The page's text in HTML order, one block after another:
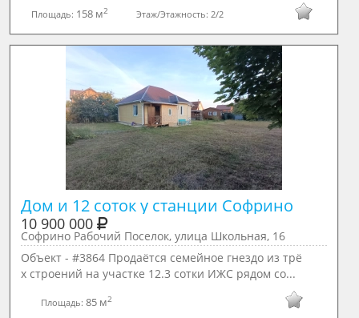
Площадь: 158 м2 Этаж/Этажность: 2/2
Дом и 12 соток у станции Софрино
10 900 000
Софрино Рабочий Поселок, улица Школьная, 16
Объект - #3864 Продаётся семейное гнездо из трё
х строений на участке 12.3 сотки ИЖС рядом со...
Площадь:85 м2